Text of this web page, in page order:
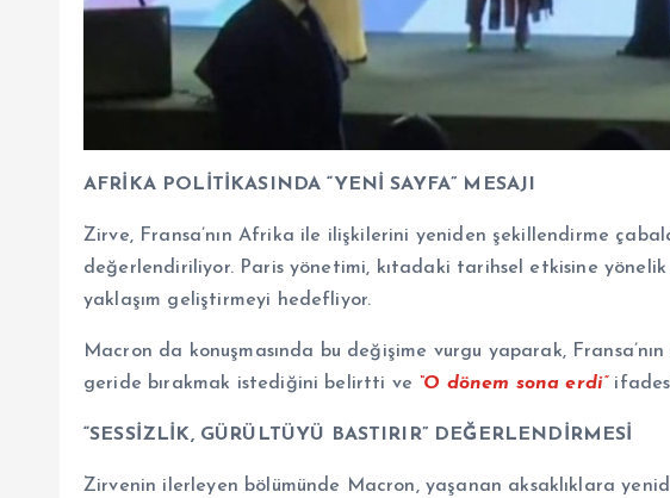
AFRİKA POLİTİKASINDA “YENİ SAYFA” MESAJI
Zirve, Fransa’nın Afrika ile ilişkilerini yeniden şekillendirme
değerlendiriliyor. Paris yönetimi, kıtadaki tarihsel etkisine
yaklaşım geliştirmeyi hedefliyor.
Macron da konuşmasında bu değişime vurgu yaparak,
geride bırakmak istediğini belirtti ve “O dönem sona erdi”
“SESSİZLİK, GÜRÜLTÜYÜ BASTIRIR” DEĞERLENDİRMESİ
Zirvenin ilerleyen bölümünde Macron, yaşanan aksaklıklara